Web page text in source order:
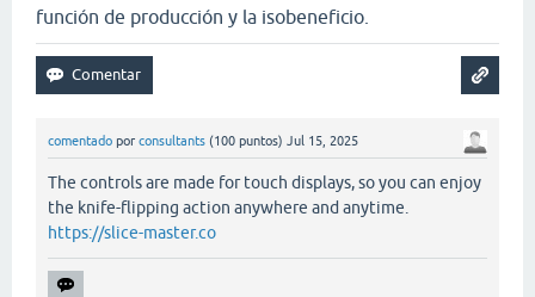
función de producción y la isobeneficio.
comentado por consultants (100 puntos) Jul 15, 2025
The controls are made for touch displays, so you can enjoy
the knife-flipping action anywhere and anytime.
https://slice-master.co